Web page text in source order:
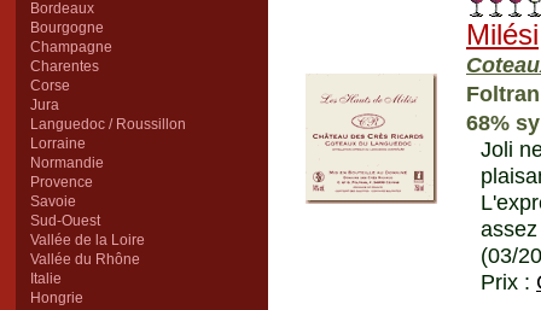
Bordeaux
Bourgogne
Champagne
Charentes
Corse
Jura
Languedoc / Roussillon
Lorraine
Normandie
Provence
Savoie
Sud-Ouest
Vallée de la Loire
Vallée du Rhône
Italie
Hongrie
Milési
68%
Joli
(03/
Prix :